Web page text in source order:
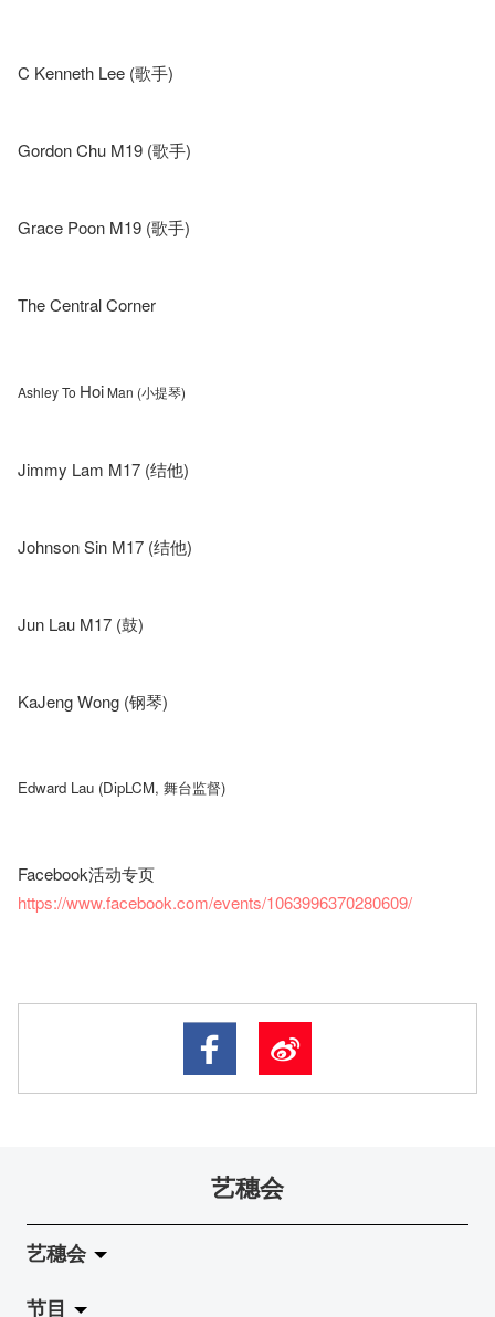
C Kenneth Lee (歌手)
Gordon Chu M19 (歌手)
Grace Poon M19 (歌手)
The Central Corner
Ashley To Hoi Man (小提琴)
Jimmy Lam M17 (结他)
Johnson Sin M17 (结他)
Jun Lau M17 (鼓)
KaJeng Wong (钢琴)
Edward Lau (DipLCM, 舞台监督)
Facebook活动专页
https://www.facebook.com/events/1063996370280609/
艺穗会
艺穗会
关于艺穗会
节目